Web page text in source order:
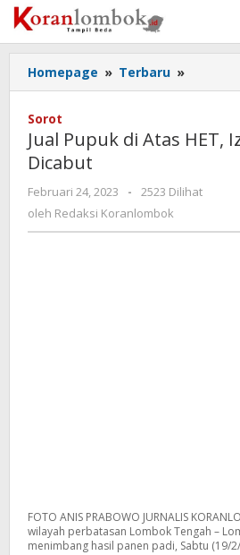
Lewati
ke
konten
Homepage » Terbaru »
Pupuk
HET,
Akan
Sorot
Jual Pupuk di Atas HET,
Dicabut
Februari 24, 2023
oleh
Redaksi
-
2523 Dilihat
oleh Redaksi Koranlombok
FOTO ANIS PRABOWO JURNALIS
wilayah perbatasan Lombok Tengah –
menimbang hasil panen padi, Sabtu (19/